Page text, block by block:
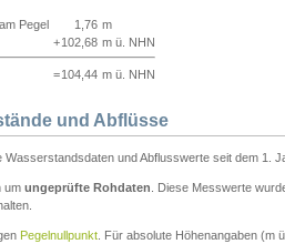
Pegel
1,76 m
+102,68 m ü. NHN
=104,44 m ü. NHN
und Abflüsse
und Abflusswerte seit dem 1.
um ungeprüfte Rohdaten . Diese Messwerte
Pegelnullpunkt . Für absolute Höhenangaben (m